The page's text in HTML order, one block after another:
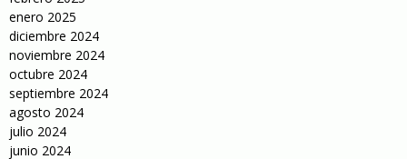
enero 2025
diciembre 2024
noviembre 2024
octubre 2024
septiembre 2024
agosto 2024
julio 2024
junio 2024